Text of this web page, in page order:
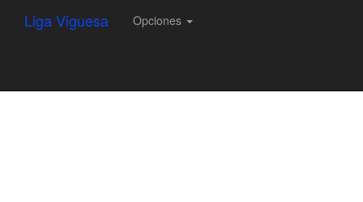
Liga Viguesa Opciones